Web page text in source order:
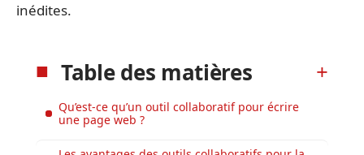
inédites.
Table des matières
Qu’est-ce qu’un outil collaboratif pour écrire
une page web ?